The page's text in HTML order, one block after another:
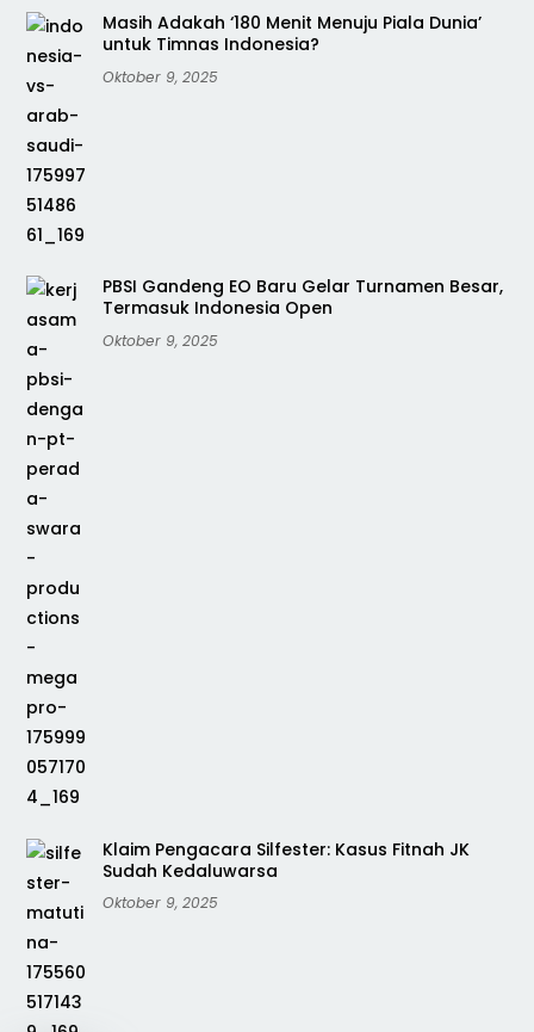
Masih Adakah ‘180 Menit Menuju Piala Dunia’
untuk Timnas Indonesia?
Oktober 9, 2025
PBSI Gandeng EO Baru Gelar Turnamen Besar,
Termasuk Indonesia Open
Oktober 9, 2025
Klaim Pengacara Silfester: Kasus Fitnah JK
Sudah Kedaluwarsa
Oktober 9, 2025